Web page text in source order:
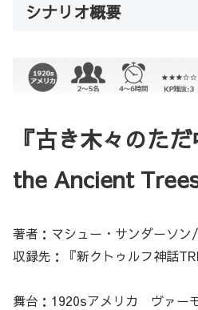
シナリオ概要
『古き木々のた
the Ancient
著者：マシュー・サンダーソ
収録先：『新クトゥルフ神話
舞台：1920sアメリカ ヴァー